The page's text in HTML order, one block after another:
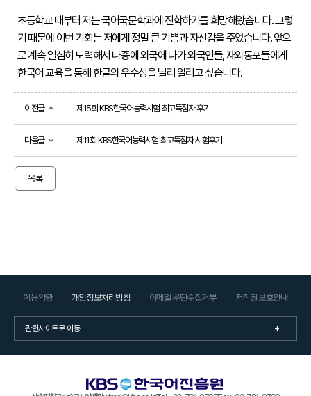
진
위
확
인
시험
소개
험
정
활
용
기
제
방
향
응시
도우미
시
초등학교 때부터 저는 국어국문학과에 진학하기를 희망해왔습니다. 그렇
기 때문에 이번 기회는 저에게 정말 큰 기쁨과 자신감을 주었습니다. 앞으
로 계속 열심히 노력해서 나중에 외국에 나가 외국인들, 재외동포들에게
한국어 교육을 통해 한글의 우수성을 널리 알리고 싶습니다.
이전글 제15회 KBS한국어능력시험 최고득점자 후기
다음글 제11회 KBS한국어능력시험 최고득점자 시험후기
목록
이용약관 개인정보처리방침 이메일 무단수집거부 저작권 보호안내